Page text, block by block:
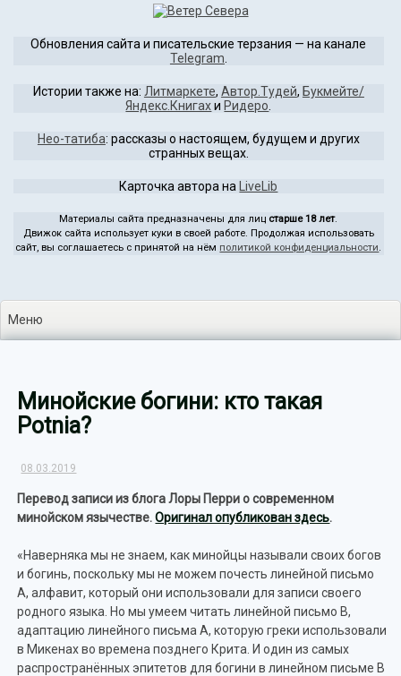
содержимому
Обновления сайта и писательские терзания — на канале
Telegram
Истории также на: Литмаркете, Автор.Тудей, Букмейте/
Яндекс.Книгахи Ридеро
Нео-татиба: рассказы о настоящем, будущем и других
странных вещах.
Карточка автора на LiveLib
Материалы сайта предназначены для лиц старше 18 лет.
Движок сайта использует куки в своей работе. Продолжая использовать
сайт, вы соглашаетесь с принятой на нём политикой конфиденциальности.
Меню
Минойские богини: кто такая
Potnia?
08.03.2019
Перевод записи из блога Лоры Перри о современном
минойском язычестве.Оригинал опубликован здесь.
«Наверняка мы не знаем, как минойцы называли своих богов
и богинь, поскольку мы не можем почесть линейной письмо
А, алфавит, который они использовали для записи своего
родного языка. Но мы умеем читать линейной письмо B,
адаптацию линейного письма А, которую греки использовали
в Микенах во времена позднего Крита. И один из самых
распространённых эпитетов для богини в линейном письме B